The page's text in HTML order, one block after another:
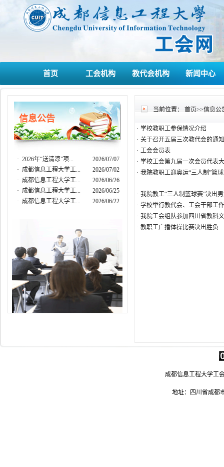
首页 工会机构 教代会机构 新闻中心
信息公告
· 2026年“送清凉”项...
2026/07/07
· 成都信息工程大学工...
2026/07/02
· 成都信息工程大学工...
2026/06/26
· 成都信息工程大学工...
2026/06/25
· 成都信息工程大学工... 2026/06/22
当前位置： 首页>>信息公
· 学校教职工参保情况介绍
· 关于召开五届三次教代会的通知
· 工会会员表
· 学校工会第九届一次会员代表
· 我院教职工迎奥运“三人制”篮
· 我院教工“三人制篮球赛”决出
· 学校举行教代会、工会干部工
· 我院工会组队参加四川省教科
· 教职工广播体操比赛决出胜负
成都信息工程大学
地址：四川省成都